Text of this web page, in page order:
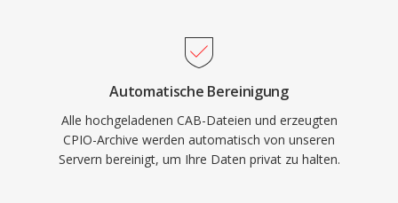
Automatische Bereinigung
Alle hochgeladenen CAB-Dateien und erzeugten
CPIO-Archive werden automatisch von unseren
Servern bereinigt, um Ihre Daten privat zu halten.